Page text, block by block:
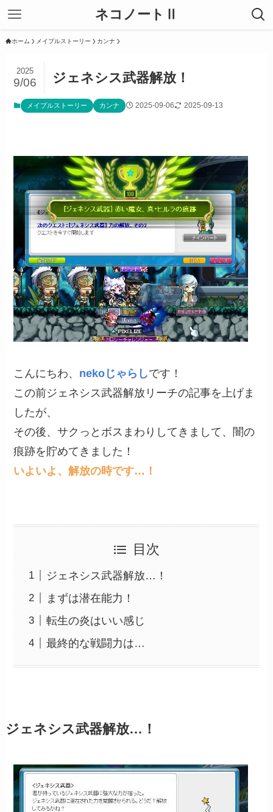
ネコノートⅡ
ホーム メイプルストーリー カンナ
ジェネシス武器解放！
2025
9/06
メイプルストーリー カンナ 2025-09-06 2025-09-13
こんにちわ、 nekoじゃらしです！
この前ジェネシス武器解放リーチの記事を上げま
したが、
その後、サクっとボスまわりしてきまして、闇の
痕跡を貯めてきました！
いよいよ、解放の時です…！
目次
ジェネシス武器解放…！
まずは潜在能力！
転生の炎はいい感じ
最終的な戦闘力は…
ジェネシス武器解放…！